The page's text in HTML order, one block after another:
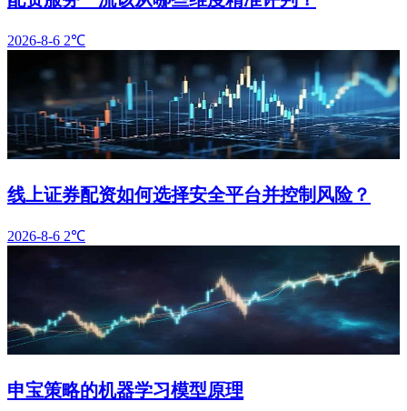
2026-8-6 2℃
线上证券配资如何选择安全平台并控制风险？
2026-8-6 2℃
申宝策略的机器学习模型原理